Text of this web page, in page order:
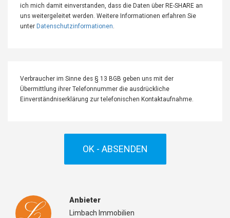
ich mich damit einverstanden, dass die Daten über RE-SHARE an
uns weitergeleitet werden. Weitere Informationen erfahren Sie
unter Datenschutzinformationen.
Verbraucher im Sinne des § 13 BGB geben uns mit der
Übermittlung ihrer Telefonnummer die ausdrückliche
Einverständniserklärung zur telefonischen Kontaktaufnahme.
OK - ABSENDEN
Anbieter
Limbach Immobilien